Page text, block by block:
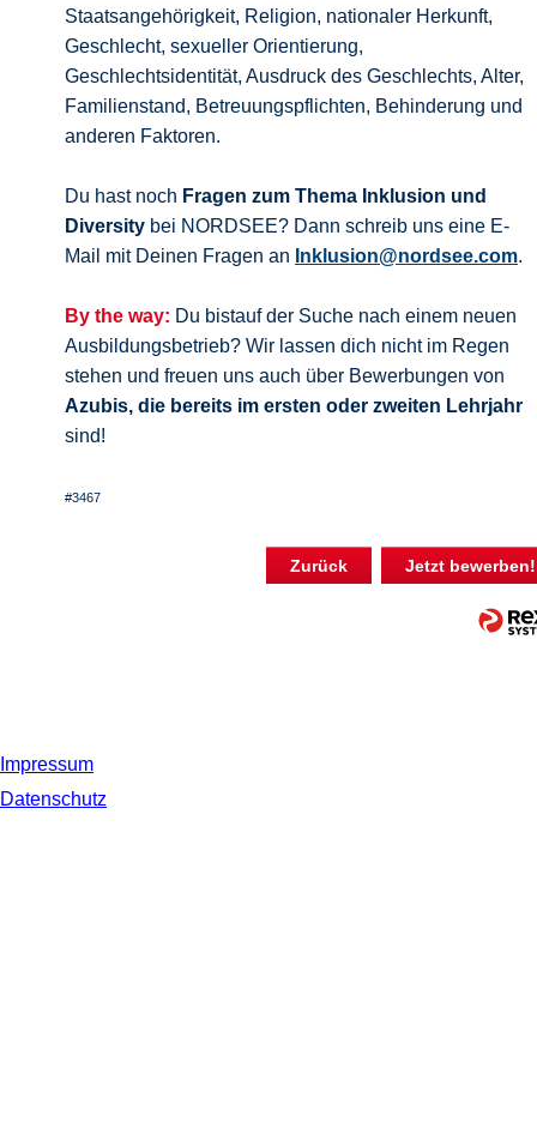
Staatsangehörigkeit, Religion, nationaler Herkunft,
Geschlecht, sexueller Orientierung,
Geschlechtsidentität, Ausdruck des Geschlechts, Alter,
Familienstand, Betreuungspflichten, Behinderung und
anderen Faktoren.
Du hast noch Fragen zum Thema Inklusion und
Diversity bei NORDSEE? Dann schreib uns eine E-
Mail mit Deinen Fragen an Inklusion@nordsee.com.
By the way: Du bistauf der Suche nach einem neuen
Ausbildungsbetrieb? Wir lassen dich nicht im Regen
stehen und freuen uns auch über Bewerbungen von
Azubis, die bereits im ersten oder zweiten Lehrjahr
sind!
#3467
Zurück Jetzt bewerben!
Impressum
Datenschutz